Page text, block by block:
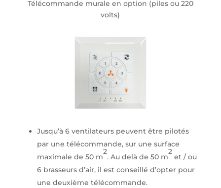
Télécommande murale en option (piles ou 220
volts)
Jusqu’à 6 ventilateurs peuvent être pilotés
par une télécommande, sur une surface
maximale de 50 m
2
. Au delà de 50 m
2
et / ou
6 brasseurs d’air, il est conseillé d’opter pour
une deuxième télécommande.